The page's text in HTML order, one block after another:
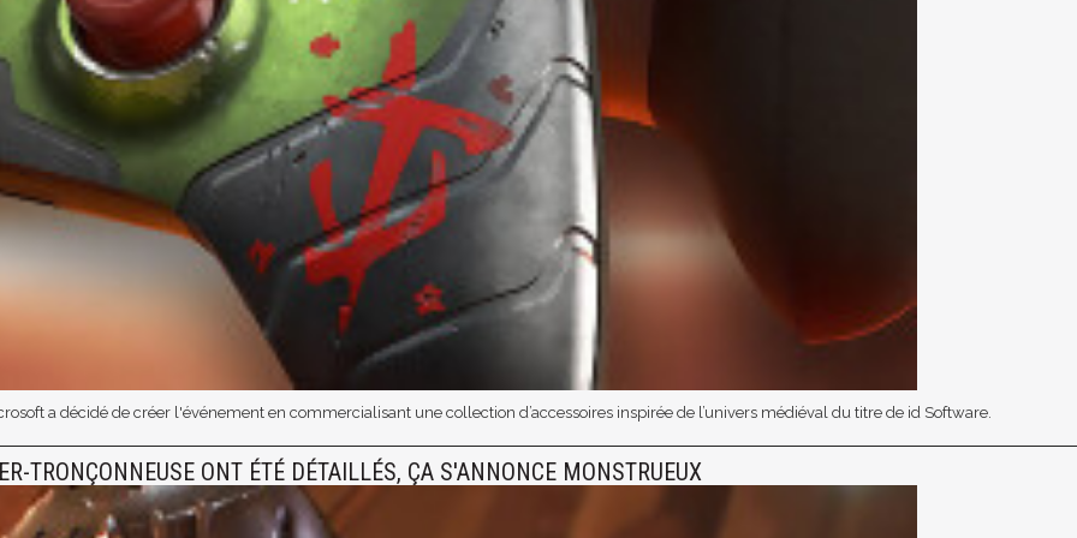
a décidé de créer l'événement en commercialisant une collection d’accessoires inspirée de l’univers médiéval du titre de id Software.
TRONÇONNEUSE ONT ÉTÉ DÉTAILLÉS, ÇA S'ANNONCE MONSTRUEUX